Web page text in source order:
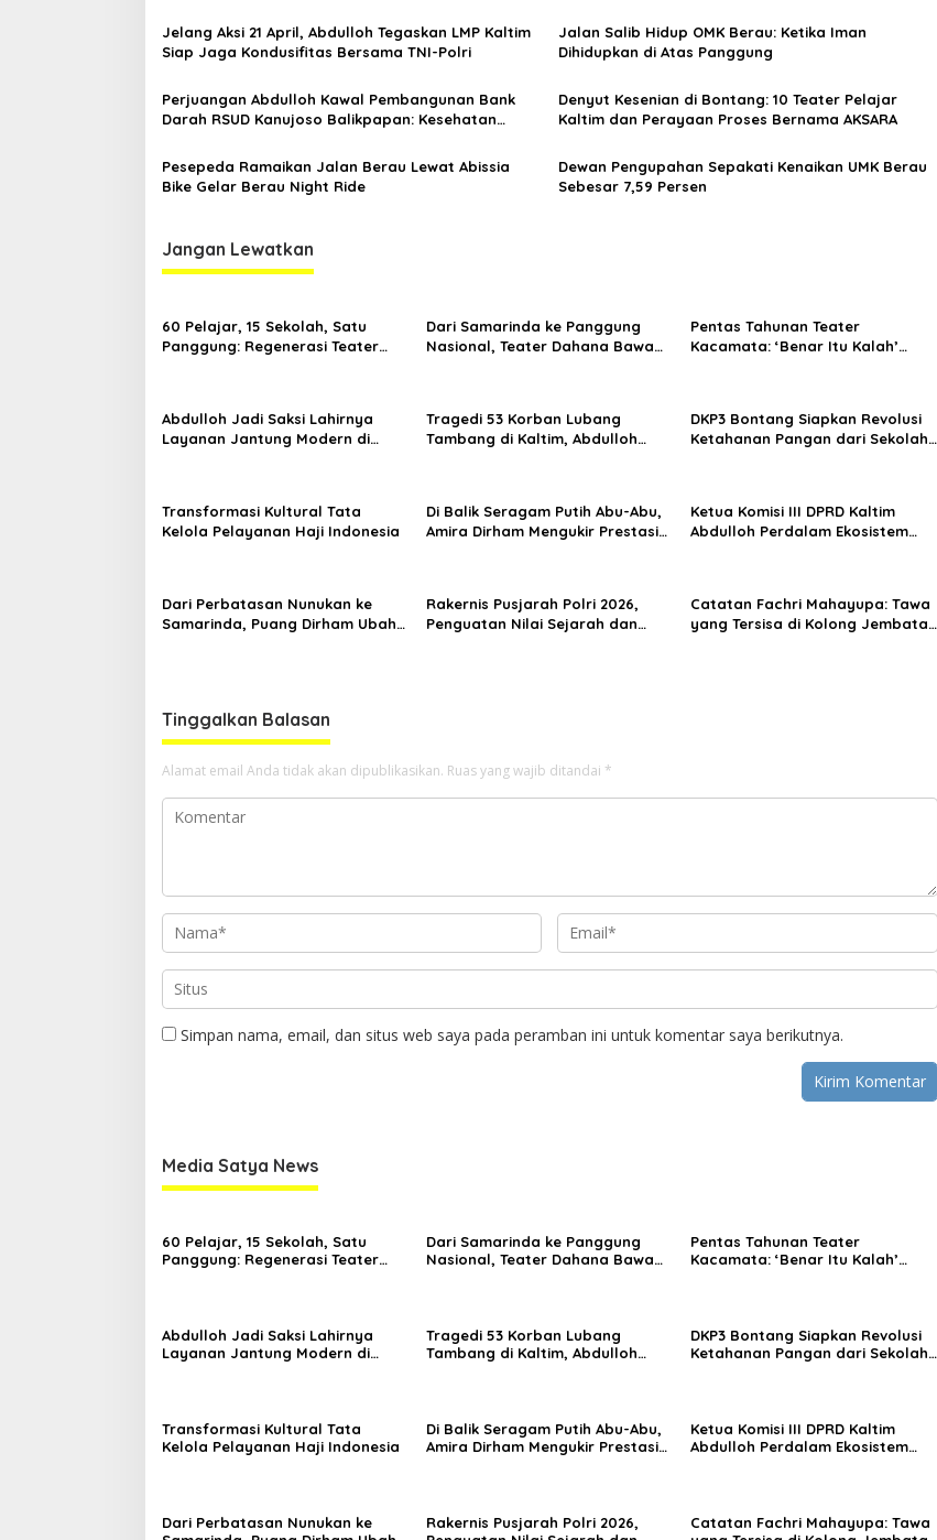
Jelang Aksi 21 April, Abdulloh Tegaskan LMP Kaltim
Siap Jaga Kondusifitas Bersama TNI-Polri
Jalan Salib Hidup OMK Berau: Ketika Iman
Dihidupkan di Atas Panggung
Perjuangan Abdulloh Kawal Pembangunan Bank
Darah RSUD Kanujoso Balikpapan: Kesehatan
Denyut Kesenian di Bontang: 10 Teater Pelajar
Kaltim dan Perayaan Proses Bernama AKSARA
Pesepeda Ramaikan Jalan Berau Lewat Abissia
Bike Gelar Berau Night Ride
Dewan Pengupahan Sepakati Kenaikan UMK Berau
Sebesar 7,59 Persen
Jangan Lewatkan
60 Pelajar, 15 Sekolah, Satu
Panggung: Regenerasi Teater
Dari Samarinda ke Panggung
Nasional, Teater Dahana Bawa
Pentas Tahunan Teater
Kacamata: ‘Benar Itu Kalah’
Abdulloh Jadi Saksi Lahirnya
Layanan Jantung Modern di
Tragedi 53 Korban Lubang
Tambang di Kaltim, Abdulloh
DKP3 Bontang Siapkan Revolusi
Ketahanan Pangan dari Sekolah,
Transformasi Kultural Tata
Kelola Pelayanan Haji Indonesia
Di Balik Seragam Putih Abu-Abu,
Amira Dirham Mengukir Prestasi
Ketua Komisi III DPRD Kaltim
Abdulloh Perdalam Ekosistem
Dari Perbatasan Nunukan ke
Samarinda, Puang Dirham Ubah
Rakernis Pusjarah Polri 2026,
Penguatan Nilai Sejarah dan
Catatan Fachri Mahayupa: Tawa
yang Tersisa di Kolong Jembatan
Tinggalkan Balasan
Alamat email Anda tidak akan dipublikasikan. Ruas yang wajib ditandai *
Simpan nama, email, dan situs web saya pada peramban ini untuk komentar saya berikutnya.
Media Satya News
60 Pelajar, 15 Sekolah, Satu
Panggung: Regenerasi Teater
Dari Samarinda ke Panggung
Nasional, Teater Dahana Bawa
Pentas Tahunan Teater
Kacamata: ‘Benar Itu Kalah’
Abdulloh Jadi Saksi Lahirnya
Layanan Jantung Modern di
Tragedi 53 Korban Lubang
Tambang di Kaltim, Abdulloh
DKP3 Bontang Siapkan Revolusi
Ketahanan Pangan dari Sekolah,
Transformasi Kultural Tata
Kelola Pelayanan Haji Indonesia
Di Balik Seragam Putih Abu-Abu,
Amira Dirham Mengukir Prestasi
Ketua Komisi III DPRD Kaltim
Abdulloh Perdalam Ekosistem
Dari Perbatasan Nunukan ke
Rakernis Pusjarah Polri 2026,
Catatan Fachri Mahayupa: Tawa